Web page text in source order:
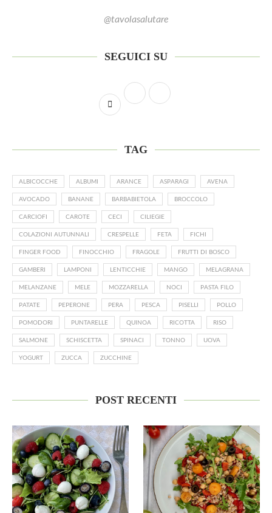
@tavolasalutare
SEGUICI SU
TAG
ALBICOCCHE ALBUMI ARANCE ASPARAGI AVENA
AVOCADO BANANE BARBABIETOLA BROCCOLO
CARCIOFI CAROTE CECI CILIEGIE
COLAZIONI AUTUNNALI CRESPELLE FETA FICHI
FINGER FOOD FINOCCHIO FRAGOLE FRUTTI DI BOSCO
GAMBERI LAMPONI LENTICCHIE MANGO MELAGRANA
MELANZANE MELE MOZZARELLA NOCI PASTA FILO
PATATE PEPERONE PERA PESCA PISELLI POLLO
POMODORI PUNTARELLE QUINOA RICOTTA RISO
SALMONE SCHISCETTA SPINACI TONNO UOVA
YOGURT ZUCCA ZUCCHINE
POST RECENTI